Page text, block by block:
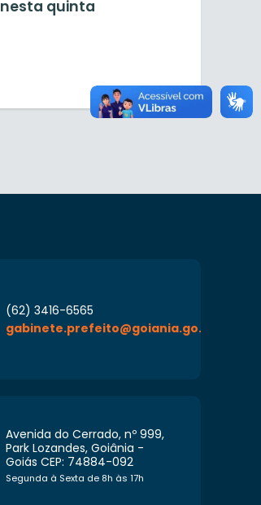
nesta quinta
(62) 3416-6565
gabinete.prefeito@goiania.go.gov.br
Avenida do Cerrado, nº 999,
Park Lozandes, Goiânia -
Goiás CEP: 74884-092
Segunda à Sexta de 8h às 17h